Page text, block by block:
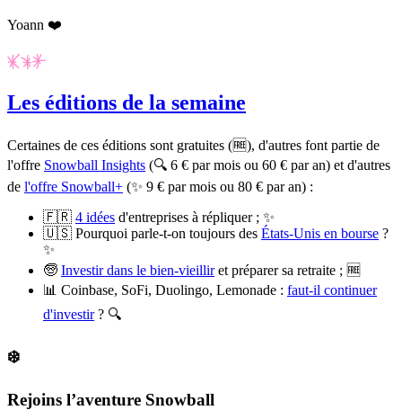
Yoann ❤️
Les éditions de la semaine
Certaines de ces éditions sont gratuites (🆓), d'autres font partie de
l'offre Snowball Insights (🔍 6 € par mois ou 60 € par an) et d'autres
de l'offre Snowball+ (✨ 9 € par mois ou 80 € par an) :
🇫🇷 4 idées d'entreprises à répliquer ; ✨
🇺🇸 Pourquoi parle-t-on toujours des États-Unis en bourse ?
✨
🧓 Investir dans le bien-vieilliret préparer sa retraite ; 🆓
📊 Coinbase, SoFi, Duolingo, Lemonade : faut-il continuer
d'investir? 🔍
❄️
Rejoins l’aventure Snowball